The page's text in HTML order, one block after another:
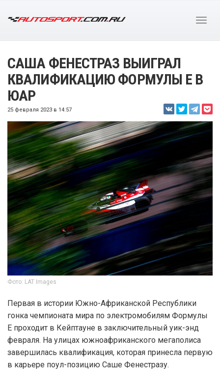
САША ФЕНЕСТРАЗ ВЫИГРАЛ
КВАЛИФИКАЦИЮ ФОРМУЛЫ Е В
ЮАР
25 февраля 2023 в 14:57
Фото: LAT Images
Первая в истории Южно-Африканской Республики
гонка чемпионата мира по электромобилям Формулы
Е проходит в Кейптауне в заключительный уик-энд
февраля. На улицах южноафриканского мегаполиса
завершилась квалификация, которая принесла первую
в карьере поул-позицию Саше Фенестразу.